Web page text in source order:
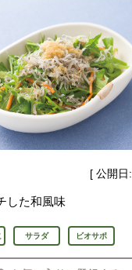
[ 公開日:
した和風味
サラダ ビオサポ